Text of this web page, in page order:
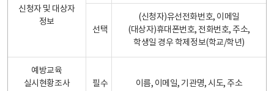
신청자 및 대상자
정보
선택
(신청자)유선전화번호, 이메일
(대상자)휴대폰번호, 전화번호, 주소,
학생일 경우 학제정보(학교/학년)
예방교육
실시현황조사
필수 이름, 이메일, 기관명, 시도, 주소